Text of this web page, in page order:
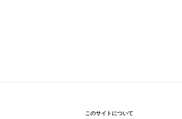
このサイトについて